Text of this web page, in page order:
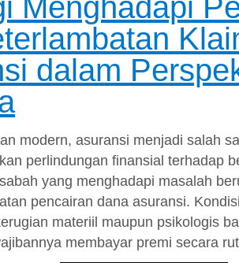
Menghadapi
dalam
modern, asuransi menjadi salah
perlindungan finansial terhadap
yang menghadapi masalah
pencairan dana asuransi.
materiil maupun psikologis
membayar premi secara